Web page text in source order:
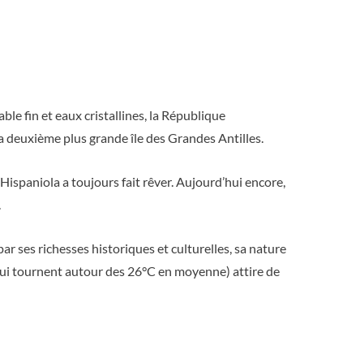
fin et eaux cristallines, la République
deuxième plus grande île des Grandes Antilles.
a toujours fait rêver. Aujourd’hui encore,
ses richesses historiques et culturelles, sa nature
tournent autour des 26°C en moyenne) attire de